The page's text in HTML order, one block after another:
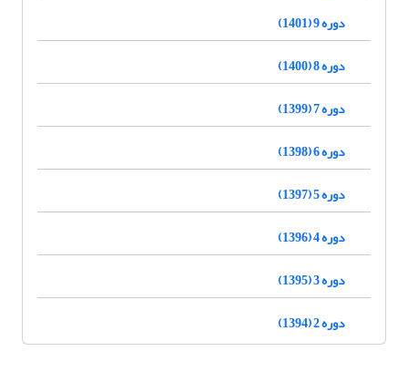
دوره 9 (1401)
دوره 8 (1400)
دوره 7 (1399)
دوره 6 (1398)
دوره 5 (1397)
دوره 4 (1396)
دوره 3 (1395)
دوره 2 (1394)